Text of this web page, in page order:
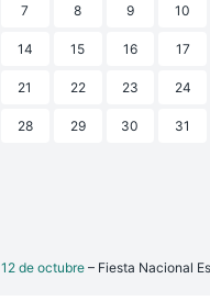
7 8 9 10
14 15 16 17
21 22 23 24
28 29 30 31
12 de octubre – Fiesta Nacional